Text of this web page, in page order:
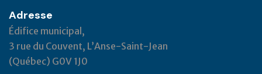
Adresse
Édifice municipal,
3 rue du Couvent, L’Anse-Saint-Jean
(Québec) G0V 1J0